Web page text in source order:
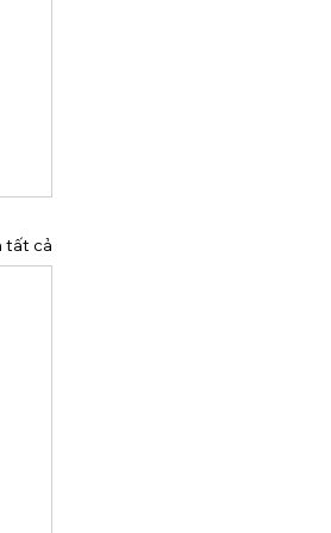
tất cả